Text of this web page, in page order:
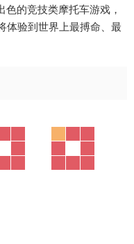
色的竞技类摩托车游戏，
体验到世界上最搏命、最